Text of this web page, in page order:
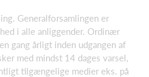
Generalforsamlingen er
i alle anliggender. Ordinær
gang årligt inden udgangen af
med mindst 14 dages varsel,
tilgængelige medier eks. på